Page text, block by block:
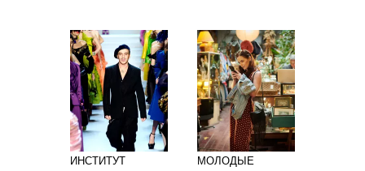
ИНСТИТУТ
МОЛОДЫЕ